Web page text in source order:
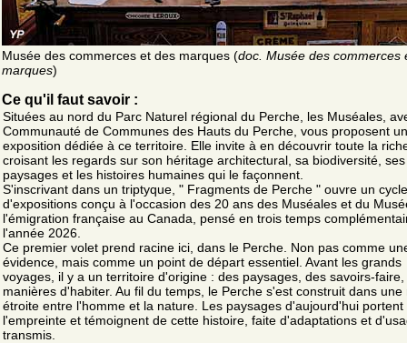
Musée des commerces et des marques (doc. Musée des commerces
marques)
Ce qu'il faut savoir :
Situées au nord du Parc Naturel régional du Perche, les Muséales,
Communauté de Communes des Hauts du Perche, vous proposent
exposition dédiée à ce territoire. Elle invite à en découvrir toute la
croisant les regards sur son héritage architectural, sa biodiversité, ses
paysages et les histoires humaines qui le façonnent.
S'inscrivant dans un triptyque, " Fragments de Perche " ouvre un cycle
d'expositions conçu à l'occasion des 20 ans des Muséales et du
l'émigration française au Canada, pensé en trois temps
l'année 2026.
Ce premier volet prend racine ici, dans le Perche. Non pas comme
évidence, mais comme un point de départ essentiel. Avant les grands
voyages, il y a un territoire d'origine : des paysages, des savoirs-faire,
manières d'habiter. Au fil du temps, le Perche s'est construit dans une
étroite entre l'homme et la nature. Les paysages d'aujourd'hui portent
l'empreinte et témoignent de cette histoire, faite d'adaptations et
transmis.